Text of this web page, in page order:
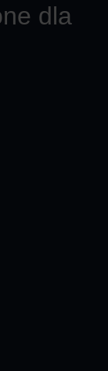
dla